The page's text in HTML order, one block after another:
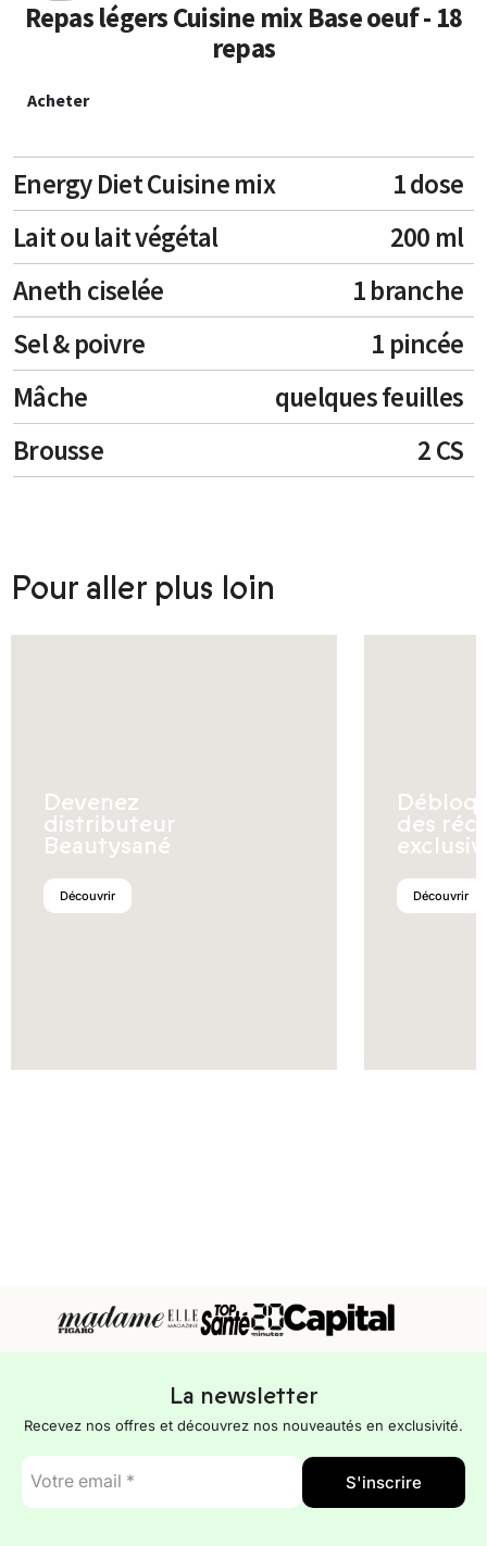
Repas légers Cuisine mix Base oeuf - 18
repas
Acheter
Energy Diet Cuisine mix
1 dose
Lait ou lait végétal
200 ml
Aneth ciselée
1 branche
Sel & poivre
1 pincée
Mâche
quelques feuilles
Brousse
2 CS
Pour aller plus loin
Devenez
distributeur
Beautysané
Découvrir
des
Découvrir
La newsletter
Recevez nos offres et découvrez nos nouveautés en exclusivité.
E-
mail
*
S'inscrire